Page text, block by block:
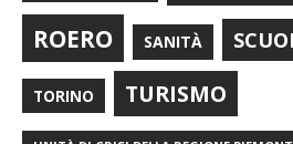
ROERO SANITÀ
TORINO TURISMO